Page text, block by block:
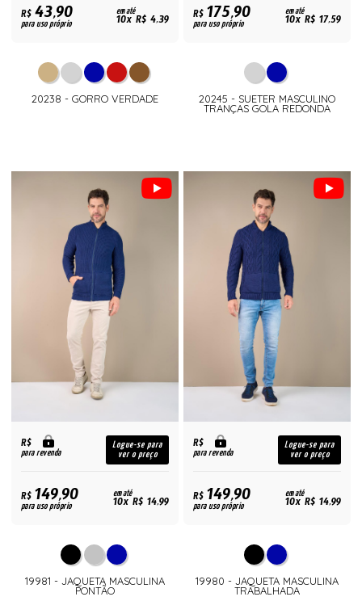
R$43,90
para uso próprio
em até
10x R$ 4,39
20238 - GORRO VERDADE
R$175,90
para uso próprio
em até
10x R$ 17,59
20245 - SUETER MASCULINO
TRANÇAS GOLA REDONDA
R$
para revenda
Logue-se para
ver o preço
R$149,90
para uso próprio
em até
10x R$ 14,99
19981 - JAQUETA MASCULINA
PONTÃO
R$
para revenda
Logue-se para
ver o preço
R$149,90
para uso próprio
em até
10x R$ 14,99
19980 - JAQUETA MASCULINA
TRABALHADA